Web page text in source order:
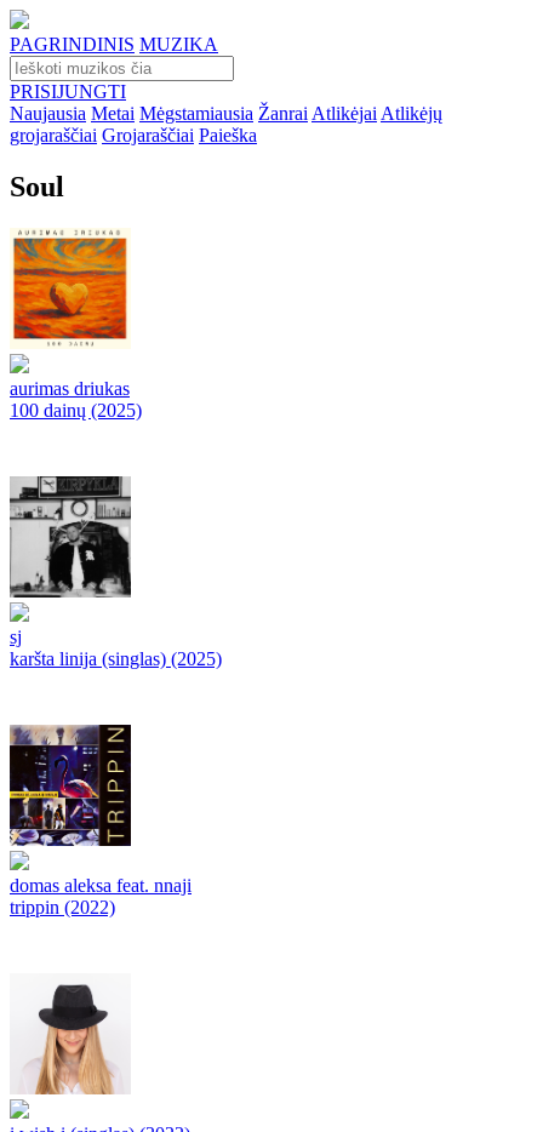
PAGRINDINIS MUZIKA
PRISIJUNGTI
Naujausia Metai Mėgstamiausia Žanrai Atlikėjai Atlikėjų
grojaraščiai Grojaraščiai Paieška
Soul
aurimas driukas
100 dainų (2025)
sj
karšta linija (singlas) (2025)
domas aleksa feat. nnaji
trippin (2022)